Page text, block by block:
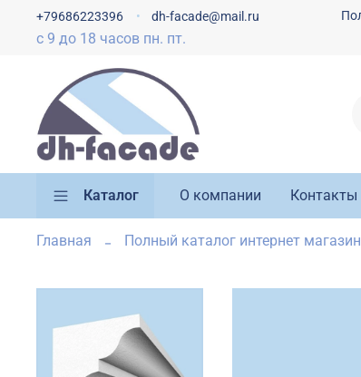
с 9 до 18 часов пн. пт.
+79686223396 dh-facade@mail.ru
Каталог О компании Контакты
Главная Полный каталог интернет